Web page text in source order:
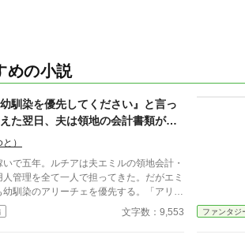
めの小説
幼馴染を優先してください』と言っ
た翌日、夫は領地の会計書類が全
っていることに気づいた
）
で五年。ルチアは夫エミルの領地会計・
管理を全て一人で担ってきた。だがエミ
幼馴染のアリーチェを優先する。「アリー
弱いんだ、お前とは違う」——その言葉を
、ルチアは微笑んで離縁届に署名した。
文字数：9,553 ファンタジ